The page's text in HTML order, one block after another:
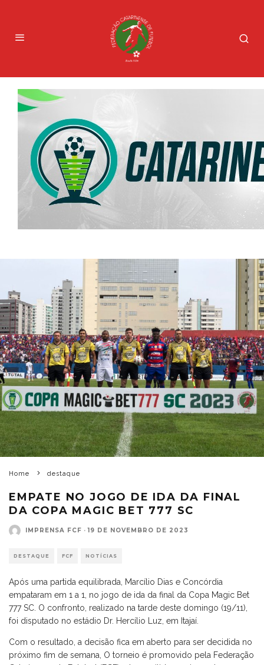
Home destaque
EMPATE NO JOGO DE IDA DA FINAL
DA COPA MAGIC BET 777 SC
IMPRENSA FCF · 19 DE NOVEMBRO DE 2023
DESTAQUE FCF NOTÍCIAS
Após uma partida equilibrada, Marcílio Dias e Concórdia
empataram em 1 a 1, no jogo de ida da final da Copa Magic Bet
777 SC. O confronto, realizado na tarde deste domingo (19/11),
foi disputado no estádio Dr. Hercílio Luz, em Itajaí.
Com o resultado, a decisão fica em aberto para ser decidida no
próximo fim de semana, O torneio é promovido pela Federação